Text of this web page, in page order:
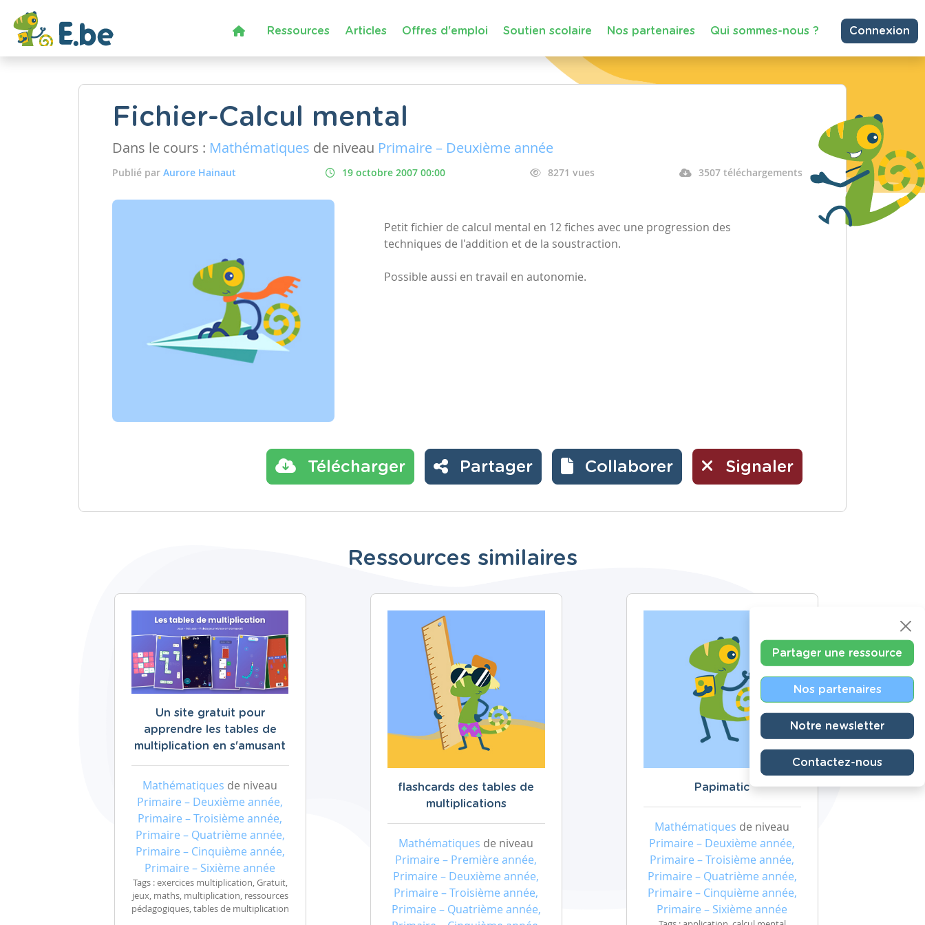
Ressources Articles Offres d'emploi Soutien scolaire Nos partenaires Qui sommes-nous ? Connexion
Fichier-Calcul mental
Dans le cours : Mathématiques de niveau Primaire – Deuxième année
Publié par Aurore Hainaut 19 octobre 2007 00:00 8271 vues 3507 téléchargements
Petit fichier de calcul mental en 12 fiches avec une progression des
techniques de l'addition et de la soustraction.
Possible aussi en travail en autonomie.
Télécharger Partager Collaborer Signaler
Ressources similaires
Un site gratuit pour
apprendre les tables de
multiplication en s'amusant
Mathématiques de niveau
Primaire – Deuxième année,
Primaire – Troisième année,
Primaire – Quatrième année,
Primaire – Cinquième année,
Primaire – Sixième année
Tags : exercices multiplication, Gratuit,
jeux, maths, multiplication, ressources
pédagogiques, tables de multiplication
flashcards des tables de
multiplications
Mathématiques de niveau
Primaire – Première année,
Primaire – Deuxième année,
Primaire – Troisième année,
Primaire – Quatrième année,
Papimatic
Mathématiques de niveau
Primaire – Deuxième année,
Primaire – Troisième année,
Primaire – Quatrième année,
Primaire – Cinquième année,
Primaire – Sixième année
Partager une ressource
Nos partenaires
Notre newsletter
Contactez-nous